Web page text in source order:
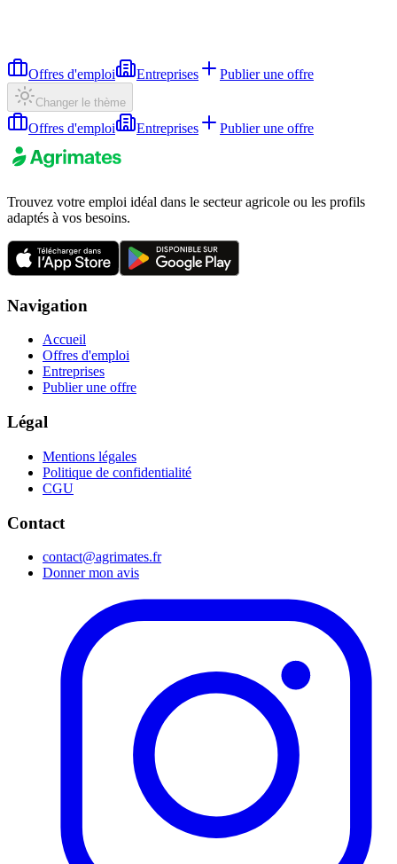
Offres d'emploi Entreprises Publier une offre
Changer le thème
Offres d'emploi Entreprises Publier une offre
Trouvez votre emploi idéal dans le secteur agricole ou les profils
adaptés à vos besoins.
Navigation
Accueil
Offres d'emploi
Entreprises
Publier une offre
Légal
Mentions légales
Politique de confidentialité
CGU
Contact
contact@agrimates.fr
Donner mon avis